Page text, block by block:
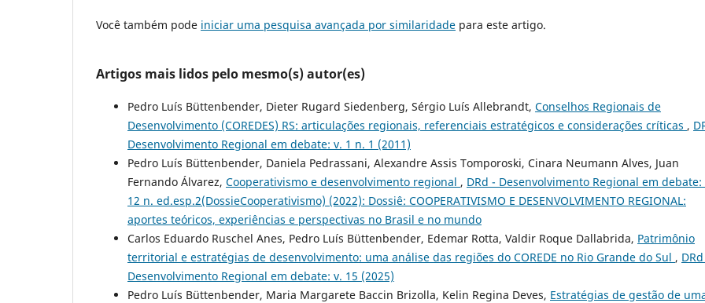
Você também pode iniciar uma pesquisa avançada por similaridade para este artigo.
Artigos mais lidos pelo mesmo(s) autor(es)
Pedro Luís Büttenbender, Dieter Rugard Siedenberg, Sérgio Luís Allebrandt, Conselhos Regionais de
Desenvolvimento (COREDES) RS: articulações regionais, referenciais estratégicos e considerações críticas ,
Desenvolvimento Regional em debate: v. 1 n. 1 (2011)
Pedro Luís Büttenbender, Daniela Pedrassani, Alexandre Assis Tomporoski, Cinara Neumann Alves, Juan
Fernando Álvarez, Cooperativismo e desenvolvimento regional , DRd - Desenvolvimento Regional em debate:
12 n. ed.esp.2(DossieCooperativismo) (2022): Dossiê: COOPERATIVISMO E DESENVOLVIMENTO REGIONAL:
aportes teóricos, experiências e perspectivas no Brasil e no mundo
Carlos Eduardo Ruschel Anes, Pedro Luís Büttenbender, Edemar Rotta, Valdir Roque Dallabrida, Patrimônio
territorial e estratégias de desenvolvimento: uma análise das regiões do COREDE no Rio Grande do Sul ,
Desenvolvimento Regional em debate: v. 15 (2025)
Pedro Luís Büttenbender, Maria Margarete Baccin Brizolla, Kelin Regina Deves, Estratégias de gestão de